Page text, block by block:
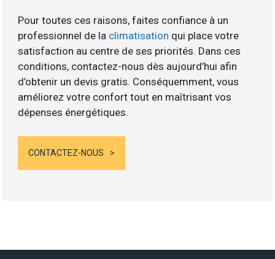
Pour toutes ces raisons, faites confiance à un
professionnel de la climatisation qui place votre
satisfaction au centre de ses priorités. Dans ces
conditions, contactez-nous dès aujourd’hui afin
d’obtenir un devis gratis. Conséquemment, vous
améliorez votre confort tout en maîtrisant vos
dépenses énergétiques.
CONTACTEZ-NOUS